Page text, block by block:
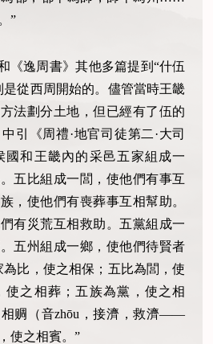
”
《逸周書》其他多篇提到“什伍
是從西周開始的。儘管當時王畿
法劃分土地，但已經有了伍的
引《周禮·地官司徒第二·大司
國和王畿內的采邑五家組成一
五比組成一閭，使他們有事互
，使他們有喪葬事互相幫助。
有災荒互相救助。五黨組成一
五州組成一鄉，使他們待賢者
為比，使之相保；五比為閭，使
使之相葬；五族為黨，使之相
赒（音zhōu，接濟，救濟——
使之相賓。”